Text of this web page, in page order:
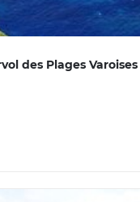
des Plages